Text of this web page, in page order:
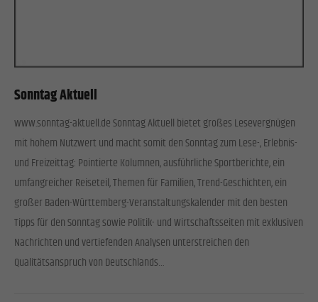
Sonntag Aktuell
www.sonntag-aktuell.de Sonntag Aktuell bietet großes Lesevergnügen
mit hohem Nutzwert und macht somit den Sonntag zum Lese-, Erlebnis-
und Freizeittag: Pointierte Kolumnen, ausführliche Sportberichte, ein
umfangreicher Reiseteil, Themen für Familien, Trend-Geschichten, ein
großer Baden-Württemberg-Veranstaltungskalender mit den besten
Tipps für den Sonntag sowie Politik- und Wirtschaftsseiten mit exklusiven
Nachrichten und vertiefenden Analysen unterstreichen den
Qualitätsanspruch von Deutschlands…